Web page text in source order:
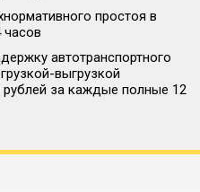
простоя в
часов
автотранспортного
выгрузкой
рублей за каждые полные 12